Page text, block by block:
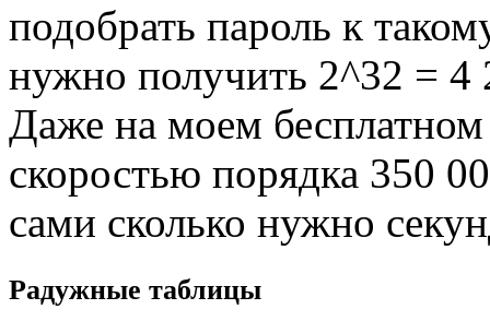
подобрать пароль к
нужно получить 2^32 = 4
Даже на моем бесплатном
скоростью порядка 350
сами сколько нужно
Радужные таблицы